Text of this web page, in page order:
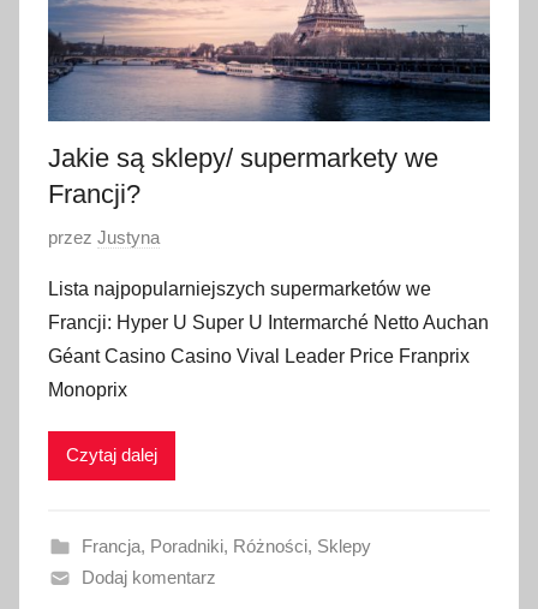
Jakie są sklepy/ supermarkety we
Francji?
O
u
b
l
i
w
n
o
przez Justyna
Lista najpopularniejszych supermarketów we
Francji: Hyper U Super U Intermarché Netto Auchan
Géant Casino Casino Vival Leader Price Franprix
Monoprix
Czytaj dalej
Francja, Poradniki, Różności, Sklepy
Dodaj komentarz